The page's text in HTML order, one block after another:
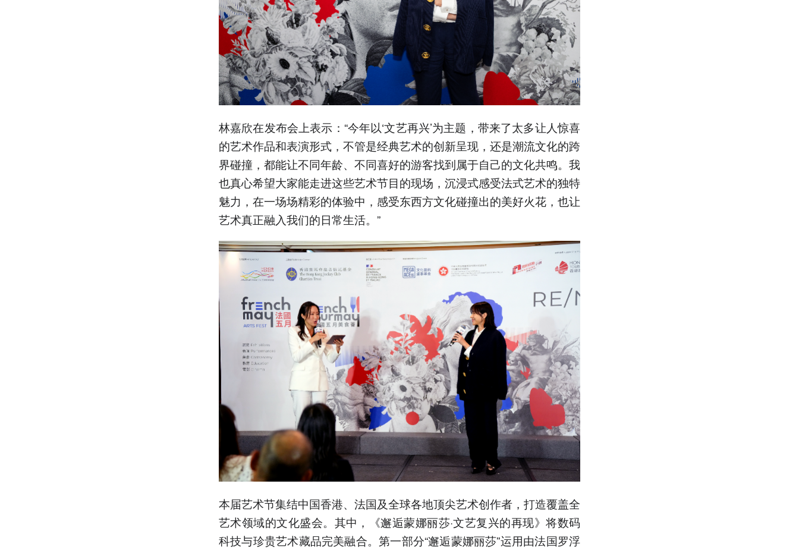
林嘉欣在发布会上表示：“今年以‘文艺再兴’为主题，带来了太多让人惊喜
的艺术作品和表演形式，不管是经典艺术的创新呈现，还是潮流文化的跨
界碰撞，都能让不同年龄、不同喜好的游客找到属于自己的文化共鸣。我
也真心希望大家能走进这些艺术节目的现场，沉浸式感受法式艺术的独特
魅力，在一场场精彩的体验中，感受东西方文化碰撞出的美好火花，也让
艺术真正融入我们的日常生活。”
本届艺术节集结中国香港、法国及全球各地顶尖艺术创作者，打造覆盖全
艺术领域的文化盛会。其中，《邂逅蒙娜丽莎·文艺复兴的再现》将数码
科技与珍贵艺术藏品完美融合。第一部分“邂逅蒙娜丽莎”运用由法国罗浮